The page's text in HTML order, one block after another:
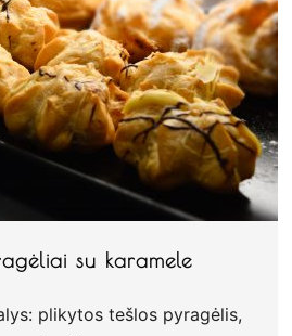
su karamele
plikytos tešlos pyragėlis,